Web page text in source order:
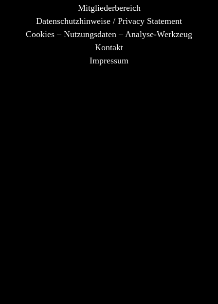
Mitgliederbereich
Datenschutzhinweise / Privacy Statement
Cookies – Nutzungsdaten – Analyse-Werkzeug
Kontakt
Impressum